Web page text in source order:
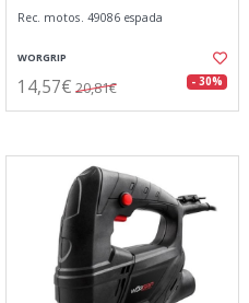
Rec. motos. 49086 espada
WORGRIP
14,57€ 20,81€ - 30%